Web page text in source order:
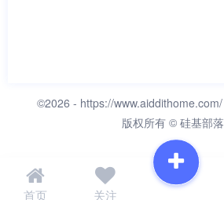
©2026 - https://www.aiddithome.com/
版权所有 © 硅基部落
首页 关注